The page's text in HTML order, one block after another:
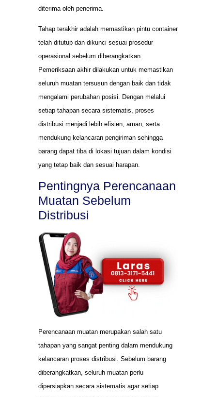
diterima oleh penerima.
Tahap terakhir adalah memastikan pintu container
telah ditutup dan dikunci sesuai prosedur
operasional sebelum diberangkatkan.
Pemeriksaan akhir dilakukan untuk memastikan
seluruh muatan tersusun dengan baik dan tidak
mengalami perubahan posisi. Dengan melalui
setiap tahapan secara sistematis, proses
distribusi menjadi lebih efisien, aman, serta
mendukung kelancaran pengiriman sehingga
barang dapat tiba di lokasi tujuan dalam kondisi
yang tetap baik dan sesuai harapan.
Pentingnya Perencanaan
Muatan Sebelum
Distribusi
Perencanaan muatan merupakan salah satu
tahapan yang sangat penting dalam mendukung
kelancaran proses distribusi. Sebelum barang
diberangkatkan, seluruh muatan perlu
dipersiapkan secara sistematis agar setiap